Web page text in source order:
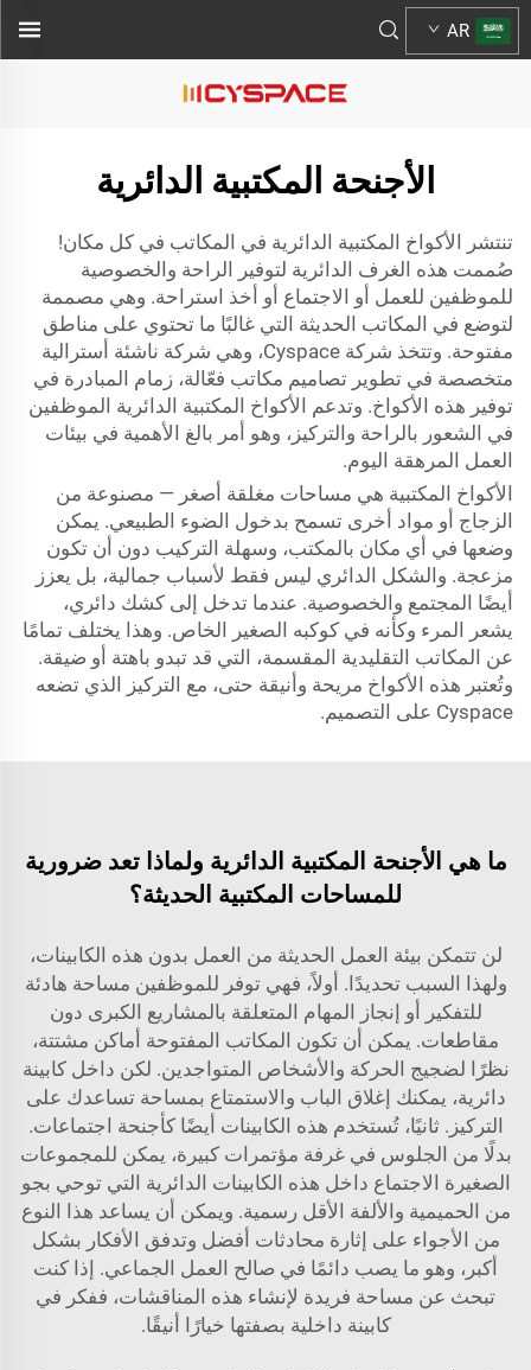
AR
الأجنحة المكتبية الدائرية
تنتشر الأكواخ المكتبية الدائرية في المكاتب في كل مكان!
صُممت هذه الغرف الدائرية لتوفير الراحة والخصوصية
للموظفين للعمل أو الاجتماع أو أخذ استراحة. وهي مصممة
لتوضع في المكاتب الحديثة التي غالبًا ما تحتوي على مناطق
مفتوحة. وتتخذ شركة Cyspace، وهي شركة ناشئة أسترالية
متخصصة في تطوير تصاميم مكاتب فعّالة، زمام المبادرة في
توفير هذه الأكواخ. وتدعم الأكواخ المكتبية الدائرية الموظفين
في الشعور بالراحة والتركيز، وهو أمر بالغ الأهمية في بيئات
العمل المرهقة اليوم.
الأكواخ المكتبية هي مساحات مغلقة أصغر — مصنوعة من
الزجاج أو مواد أخرى تسمح بدخول الضوء الطبيعي. يمكن
وضعها في أي مكان بالمكتب، وسهلة التركيب دون أن تكون
مزعجة. والشكل الدائري ليس فقط لأسباب جمالية، بل يعزز
أيضًا المجتمع والخصوصية. عندما تدخل إلى كشك دائري،
يشعر المرء وكأنه في كوكبه الصغير الخاص. وهذا يختلف تمامًا
عن المكاتب التقليدية المقسمة، التي قد تبدو باهتة أو ضيقة.
وتُعتبر هذه الأكواخ مريحة وأنيقة حتى، مع التركيز الذي تضعه
Cyspace على التصميم.
ما هي الأجنحة المكتبية الدائرية ولماذا تعد ضرورية
للمساحات المكتبية الحديثة؟
لن تتمكن بيئة العمل الحديثة من العمل بدون هذه الكابينات،
ولهذا السبب تحديدًا. أولاً، فهي توفر للموظفين مساحة هادئة
للتفكير أو إنجاز المهام المتعلقة بالمشاريع الكبرى دون
مقاطعات. يمكن أن تكون المكاتب المفتوحة أماكن مشتتة،
نظرًا لضجيج الحركة والأشخاص المتواجدين. لكن داخل كابينة
دائرية، يمكنك إغلاق الباب والاستمتاع بمساحة تساعدك على
التركيز. ثانيًا، تُستخدم هذه الكابينات أيضًا كأجنحة اجتماعات.
بدلًا من الجلوس في غرفة مؤتمرات كبيرة، يمكن للمجموعات
الصغيرة الاجتماع داخل هذه الكابينات الدائرية التي توحي بجو
من الحميمية والألفة الأقل رسمية. ويمكن أن يساعد هذا النوع
من الأجواء على إثارة محادثات أفضل وتدفق الأفكار بشكل
أكبر، وهو ما يصب دائمًا في صالح العمل الجماعي. إذا كنت
تبحث عن مساحة فريدة لإنشاء هذه المناقشات، ففكر في
كابينة داخلية بصفتها خيارًا أنيقًا.